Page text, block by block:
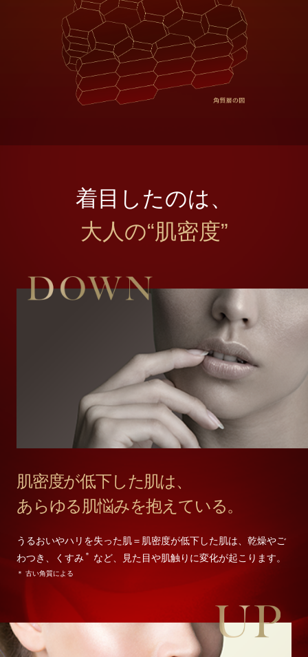
着目したのは、
大人の“肌密度”
肌密度が低下した肌は、
あらゆる肌悩みを抱えている。
うるおいやハリを失った肌＝肌密度が低下した肌は、乾燥やご
わつき、くすみ ＊ など、見た目や肌触りに変化が起こります。
＊ 古い角質による